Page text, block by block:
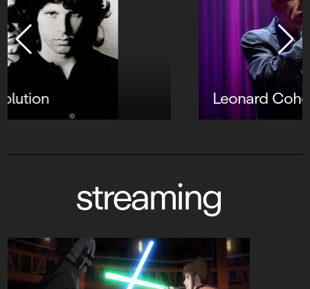
Leonard Cohen : Live in Dublin
streaming